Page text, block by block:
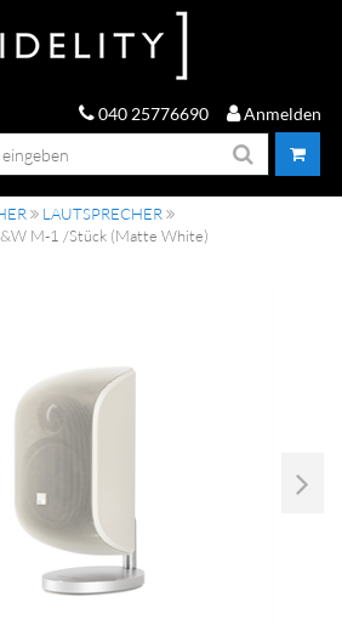
040 25776690 Anmelden
LAUTSPRECHER
M-1 /Stück (Matte White)